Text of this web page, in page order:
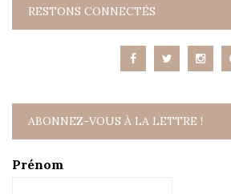
RESTONS CONNECTÉS
ABONNEZ-VOUS À LA LETTRE !
Prénom